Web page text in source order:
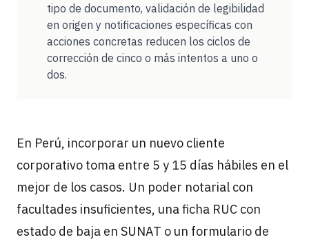
tipo de documento, validación de legibilidad
en origen y notificaciones específicas con
acciones concretas reducen los ciclos de
corrección de cinco o más intentos a uno o
dos.
En Perú, incorporar un nuevo cliente
corporativo toma entre 5 y 15 días hábiles en el
mejor de los casos. Un poder notarial con
facultades insuficientes, una ficha RUC con
estado de baja en SUNAT o un formulario de